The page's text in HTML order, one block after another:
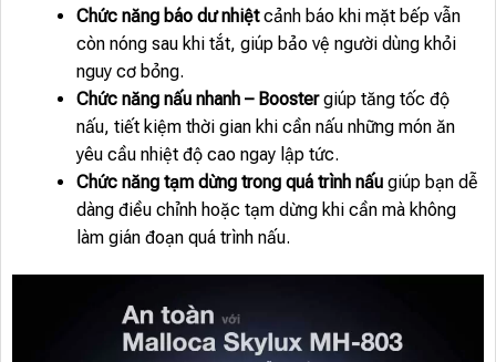
Chức năng báo dư nhiệtcảnh báo khi mặt bếp vẫn
còn nóng sau khi tắt, giúp bảo vệ người dùng khỏi
nguy cơ bỏng.
Chức năng nấu nhanh – Boostergiúp tăng tốc độ
nấu, tiết kiệm thời gian khi cần nấu những món ăn
yêu cầu nhiệt độ cao ngay lập tức.
Chức năng tạm dừng trong quá trình nấugiúp bạn dễ
dàng điều chỉnh hoặc tạm dừng khi cần mà không
làm gián đoạn quá trình nấu.